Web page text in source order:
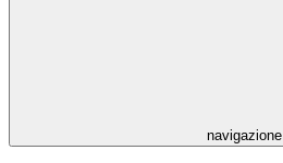
navigazione